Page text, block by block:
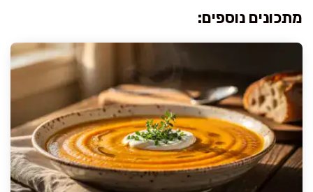
מתכונים נוספים: